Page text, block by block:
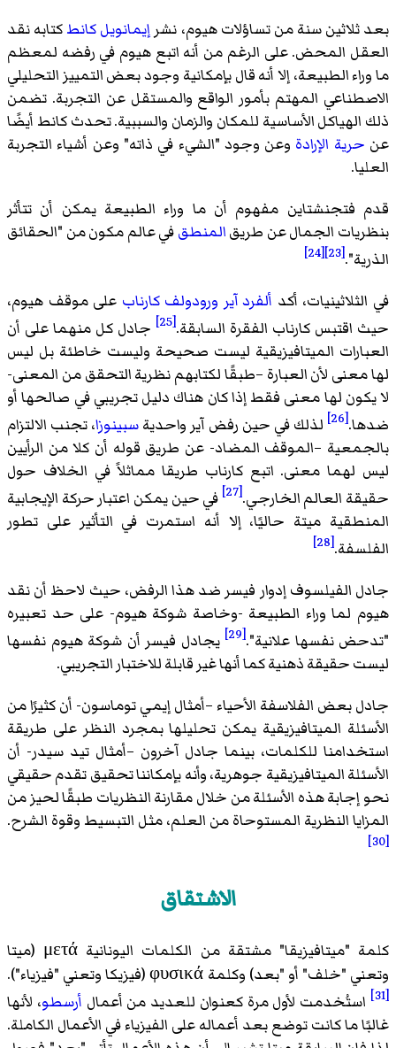
بعد ثلاثين سنة من تساؤلات هيوم، نشر إيمانويل كانطكتابه نقد
العقل المحض. على الرغم من أنه اتبع هيوم في رفضه لمعظم
ما وراء الطبيعة، إلا أنه قال بإمكانية وجود بعض التمييز التحليلي
الاصطناعي المهتم بأمور الواقع والمستقل عن التجربة. تضمن
ذلك الهياكل الأساسية للمكان والزمان والسببية. تحدث كانط أيضًا
عن حرية الإرادة وعن وجود "الشيء في ذاته" وعن أشياء التجربة
العليا.
قدم فتجنشتاين مفهوم أن ما وراء الطبيعة يمكن أن تتأثر
بنظريات الجمال عن طريقالمنطقفي عالم مكون من "الحقائق
الذرية".[23]
[24]
في الثلاثينيات، أكد ألفرد آير ورودولف كارناب على موقف هيوم،
حيث اقتبس كارناب الفقرة السابقة.[25]
جادل كل منهما على أن
العبارات الميتافيزيقية ليست صحيحة وليست خاطئة بل ليس
لها معنى لأن العبارة –طبقًا لكتابهم نظرية التحقق من المعنى-
لا يكون لها معنى فقط إذا كان هناك دليل تجريبي في صالحها أو
ضدها.[26] لذلك في حين رفض آير واحديةسبينوزا، تجنب الالتزام
بالجمعية –الموقف المضاد- عن طريق قوله أن كلا من الرأيين
ليس لهما معنى. اتبع كارناب طريقا مماثلاً في الخلاف حول
حقيقة العالم الخارجي.[27]
في حين يمكن اعتبار حركة الإيجابية
المنطقية ميتة حاليًا، إلا أنه استمرت في التأثير على تطور
الفلسفة.[28]
جادل الفيلسوف إدوار فيسر ضد هذا الرفض، حيث لاحظ أن نقد
هيوم لما وراء الطبيعة -وخاصة شوكة هيوم- على حد تعبيره
"تدحض نفسها علانية".[29]
يجادل فيسر أن شوكة هيوم نفسها
ليست حقيقة ذهنية كما أنها غير قابلة للاختبار التجريبي.
جادل بعض الفلاسفة الأحياء –أمثال إيمي توماسون- أن كثيرًا من
الأسئلة الميتافيزيقية يمكن تحليلها بمجرد النظر على طريقة
استخدامنا للكلمات، بينما جادل آخرون –أمثال تيد سيدر- أن
الأسئلة الميتافيزيقية جوهرية، وأنه بإمكاننا تحقيق تقدم حقيقي
نحو إجابة هذه الأسئلة من خلال مقارنة النظريات طبقًا لحيز من
المزايا النظرية المستوحاة من العلم، مثل التبسيط وقوة الشرح.
[30]
الاشتقاق
كلمة "ميتافيزيقا" مشتقة من الكلمات اليونانية μετά (ميتا
وتعني "خلف" أو "بعد) وكلمة φυσικά (فيزيكا وتعني "فيزياء").
[31] استُخدمت لأول مرة كعنوان للعديد من أعمال أرسطو، لأنها
غالبًا ما كانت توضع بعد أعماله على الفيزياء في الأعمال الكاملة.